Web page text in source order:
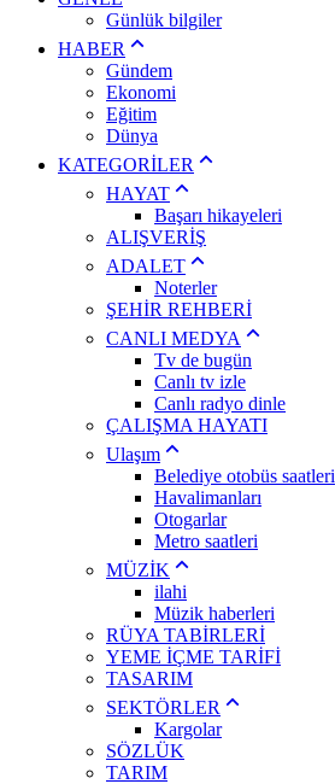
Günlük bilgiler
HABER
Gündem
Ekonomi
Eğitim
Dünya
KATEGORİLER
HAYAT
Başarı hikayeleri
ALIŞVERİŞ
ADALET
Noterler
ŞEHİR REHBERİ
CANLI MEDYA
Tv de bugün
Canlı tv izle
Canlı radyo dinle
ÇALIŞMA HAYATI
Ulaşım
Belediye otobüs saatleri
Havalimanları
Otogarlar
Metro saatleri
MÜZİK
ilahi
Müzik haberleri
RÜYA TABİRLERİ
YEME İÇME TARİFİ
TASARIM
SEKTÖRLER
Kargolar
SÖZLÜK
TARIM